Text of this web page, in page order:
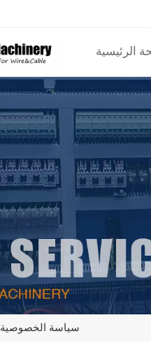
الرئيسية
سياسة الخصوصية